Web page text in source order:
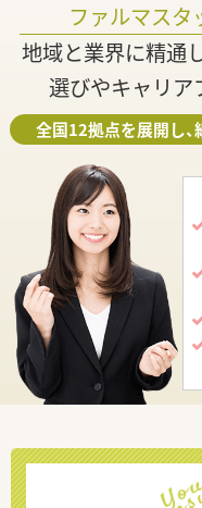
ファルマスタ
地域と業界に精通
選びやキャリア
全国12拠点を展開し